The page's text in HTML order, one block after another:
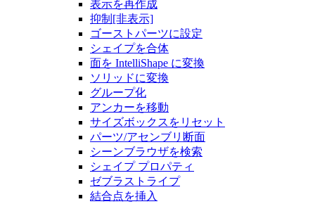
表示を再作成
抑制[非表示]
ゴーストパーツに設定
シェイプを合体
面を IntelliShape に変換
ソリッドに変換
グループ化
アンカーを移動
サイズボックスをリセット
パーツ/アセンブリ断面
シーンブラウザを検索
シェイプ プロパティ
ゼブラストライプ
結合点を挿入